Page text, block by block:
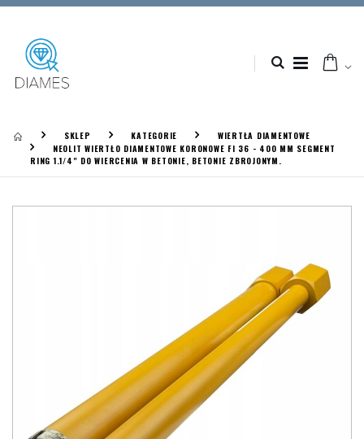
SKLEP KATEGORIE
WIERTŁA DIAMENTOWE
NEOLIT WIERTŁO DIAMENTOWE KORONOWE FI 36 - 400 MM SEGMENT
RING 1.1/4" DO WIERCENIA W BETONIE, BETONIE ZBROJONYM.